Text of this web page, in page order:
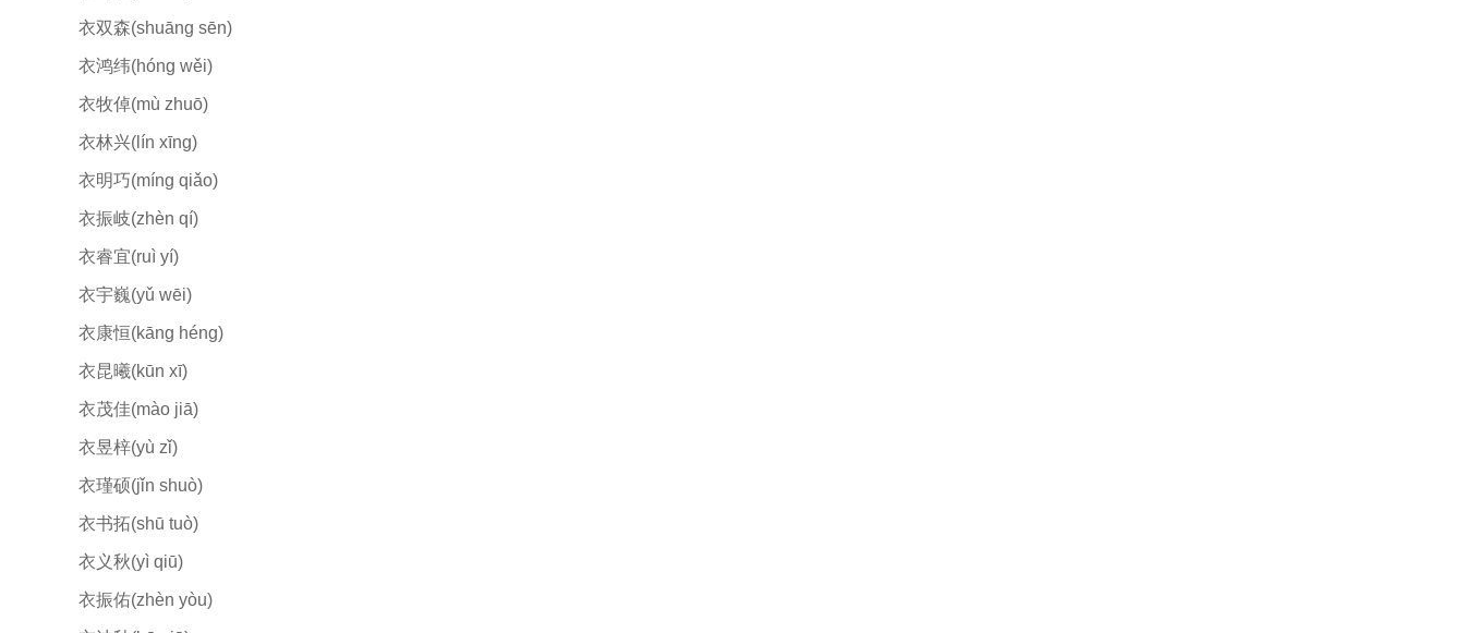
衣双森(shuāng sēn)
衣鸿纬(hóng wěi)
衣牧倬(mù zhuō)
衣林兴(lín xīng)
衣明巧(míng qiǎo)
衣振岐(zhèn qí)
衣睿宜(ruì yí)
衣宇巍(yǔ wēi)
衣康恒(kāng héng)
衣昆曦(kūn xī)
衣茂佳(mào jiā)
衣昱梓(yù zǐ)
衣瑾硕(jǐn shuò)
衣书拓(shū tuò)
衣义秋(yì qiū)
衣振佑(zhèn yòu)